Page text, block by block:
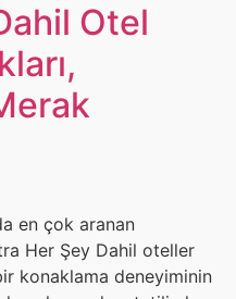
Otel
en çok aranan
Her Şey Dahil oteller
konaklama deneyiminin